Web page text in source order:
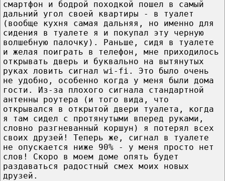
смартфон и бодрой походкой пошел в самый
дальний угол своей квартиры - в туалет
(вообще кухня самая дальняя, но именно для
сидения в туалете я и покупал эту черную
волшебную палочку). Раньше, сидя в туалете
и желая поиграть в телефон, мне приходилось
открывать дверь и буквально на вытянутых
руках ловить сигнал wi-fi. Это было очень
не удобно, особенно когда у меня были дома
гости. Из-за плохого сигнала стандартной
антенны роутера (и того вида, что
открывался в открытой двери туалета, когда
я там сидел с протянутыми вперед руками,
словно разгневанный коршун) я потерял всех
своих друзей! Теперь же, сигнал в туалете
не опускается ниже 90% - у меня просто нет
слов! Скоро в моем доме опять будет
раздаваться радостный смех моих новых
друзей.